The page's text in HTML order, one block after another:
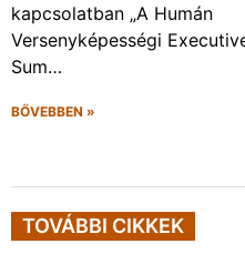
kapcsolatban „A Humán
Versenyképességi
Sum…
BŐVEBBEN »
TOVÁBBI CIKKEK